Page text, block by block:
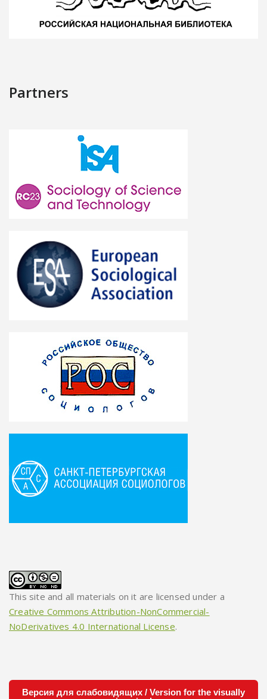
Partners
This site and all materials on it are licensed under a
Creative Commons Attribution-NonCommercial-
NoDerivatives 4.0 International License.
Версия для слабовидящих / Version for the visually